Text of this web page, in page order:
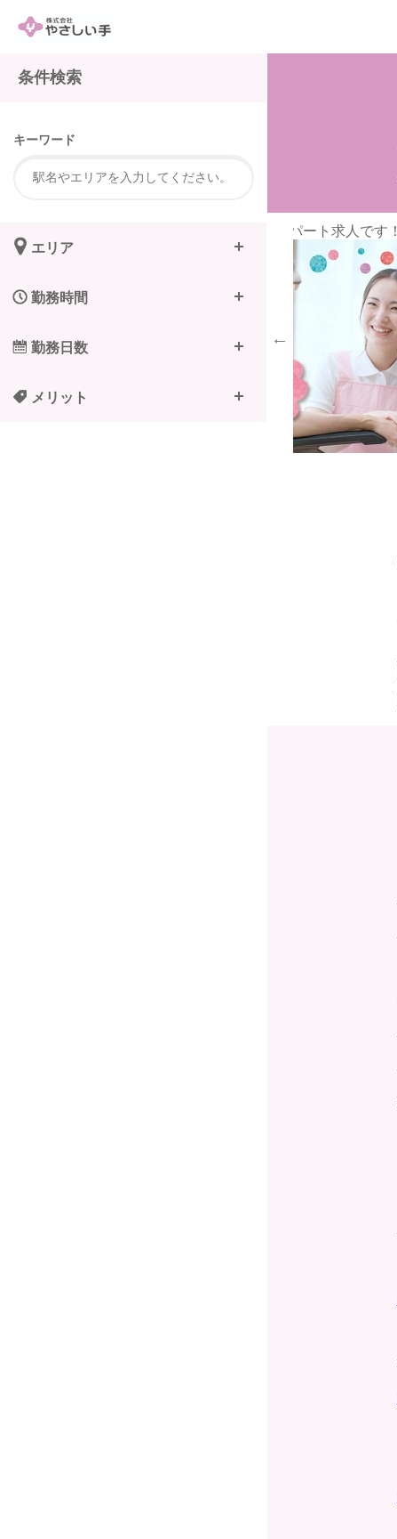
安心して長く働
条件検索
キーワード
エリア
勤務時間
勤務日数
メリット